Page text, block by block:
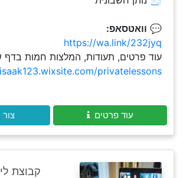
💬 וואטסאפ:
https://wa.link/232jyq
עוד פרטים, תעודות, המלצות חמות בדף
privatelessons
עוד פרטים
קבוצת